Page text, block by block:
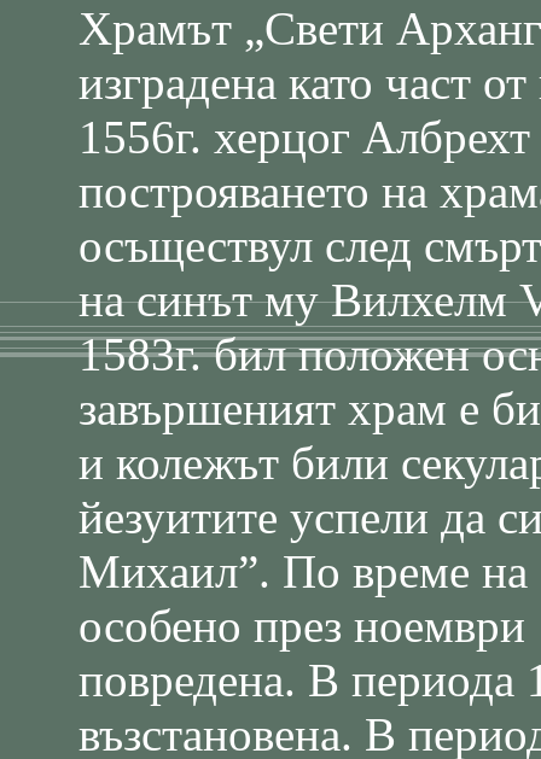
Храмът „Свети
изградена като част
1556г. херцог
построяването на
осъществул след
на синът му Вилхелм
1583г. бил положен
завършеният храм е
и колежът били
йезуитите успели да
Михаил”. По време на
особено през ноември
повредена. В периода
възстановена. В